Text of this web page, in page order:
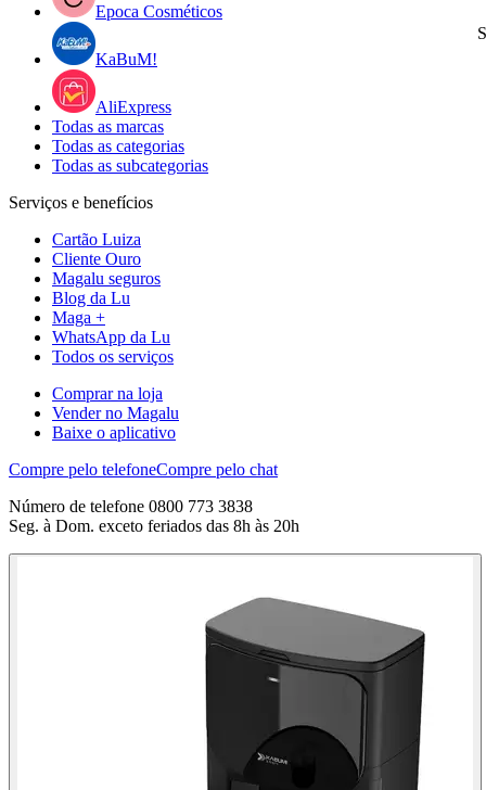
Epoca Cosméticos
KaBuM!
AliExpress
Todas as marcas
Todas as categorias
Todas as subcategorias
Serviços e benefícios
Cartão Luiza
Cliente Ouro
Magalu seguros
Blog da Lu
Maga +
WhatsApp da Lu
Todos os serviços
Comprar na loja
Vender no Magalu
Baixe o aplicativo
Compre pelo telefoneCompre pelo chat
Número de telefone 0800 773 3838
Seg. à Dom. exceto feriados das 8h às 20h